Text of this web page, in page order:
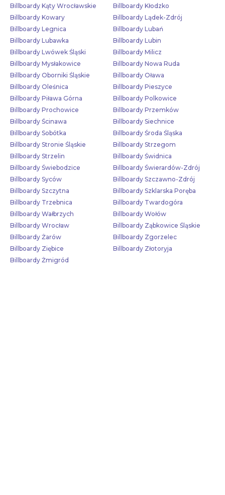
Billboardy Kąty Wrocławskie
Billboardy Kłodzko
Billboardy Kowary
Billboardy Lądek-Zdrój
Billboardy Legnica
Billboardy Lubań
Billboardy Lubawka
Billboardy Lubin
Billboardy Lwówek Śląski
Billboardy Milicz
Billboardy Mysłakowice
Billboardy Nowa Ruda
Billboardy Oborniki Śląskie
Billboardy Oława
Billboardy Oleśnica
Billboardy Pieszyce
Billboardy Piława Górna
Billboardy Polkowice
Billboardy Prochowice
Billboardy Przemków
Billboardy Ścinawa
Billboardy Siechnice
Billboardy Sobótka
Billboardy Środa Śląska
Billboardy Stronie Śląskie
Billboardy Strzegom
Billboardy Strzelin
Billboardy Świdnica
Billboardy Świebodzice
Billboardy Świerardów-Zdrój
Billboardy Syców
Billboardy Szczawno-Zdrój
Billboardy Szczytna
Billboardy Szklarska Poręba
Billboardy Trzebnica
Billboardy Twardogóra
Billboardy Wałbrzych
Billboardy Wołów
Billboardy Wrocław
Billboardy Ząbkowice Śląskie
Billboardy Żarów
Billboardy Zgorzelec
Billboardy Ziębice
Billboardy Złotoryja
Billboardy Żmigród